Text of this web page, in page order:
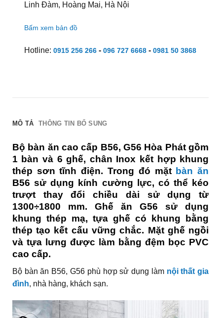
Linh Đàm, Hoàng Mai, Hà Nội
Bấm xem bản đồ
Hotline: 0915 256 266- 096 727 6668- 0981 50 3868
MÔ TẢ THÔNG TIN BỔ SUNG
Bộ bàn ăn cao cấp B56, G56 Hòa Phát gồm
1 bàn và 6 ghế, chân Inox kết hợp khung
thép sơn tĩnh điện. Trong đó mặt bàn ăn
B56 sử dụng kính cường lực, có thể kéo
trượt thay đổi chiều dài sử dụng từ
1300÷1800 mm. Ghế ăn G56 sử dụng
khung thép mạ, tựa ghế có khung bằng
thép tạo kết cấu vững chắc. Mặt ghế ngồi
và tựa lưng được làm bằng đệm bọc PVC
cao cấp.
Bộ bàn ăn B56, G56 phù hợp sử dụng làm nội thất gia
đình, nhà hàng, khách sạn.